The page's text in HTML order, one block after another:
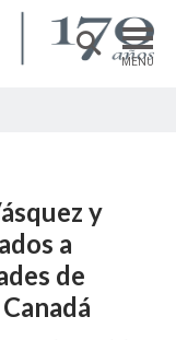
MENÚ
y
a
de